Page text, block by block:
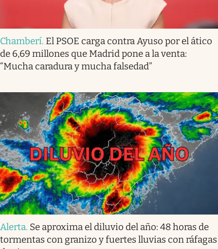
Chamberí. El PSOE carga contra Ayuso por el ático
de 6,69 millones que Madrid pone a la venta:
“Mucha caradura y mucha falsedad”
Alerta. Se aproxima el diluvio del año: 48 horas de
tormentas con granizo y fuertes lluvias con ráfagas